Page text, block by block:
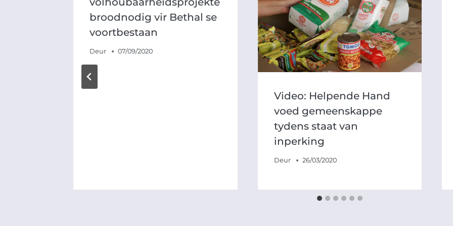
broodnodig vir Bethal se
voortbestaan
Deur 07/09/2020
Video: Helpende Hand
voed gemeenskappe
tydens staat van
inperking
Deur 26/03/2020